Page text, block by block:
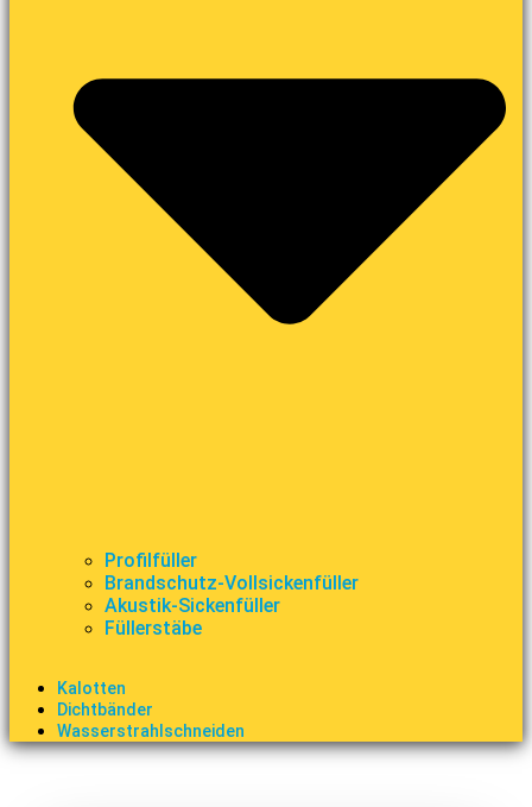
Profilfüller
Brandschutz-Vollsickenfüller
Akustik-Sickenfüller
Füllerstäbe
Kalotten
Dichtbänder
Wasserstrahlschneiden